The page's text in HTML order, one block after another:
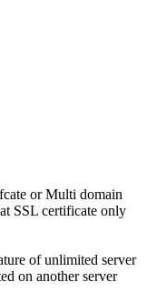
or Multi domain
SSL certificate only
of unlimited server
on another server